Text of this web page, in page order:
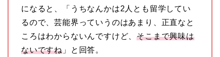
になると、「うちなんかは2人とも留学してい
るので、芸能界っていうのはあまり、正直なと
ころはわからないんですけど、そこまで興味は
ないですね 」と回答。